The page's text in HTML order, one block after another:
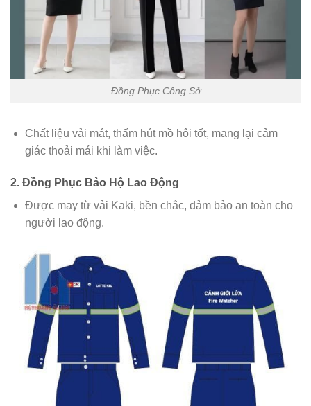
Đồng Phục Công Sở
Chất liệu vải mát, thấm hút mồ hôi tốt, mang lại cảm
giác thoải mái khi làm việc.
2. Đồng Phục Bảo Hộ Lao Động
Được may từ vải Kaki, bền chắc, đảm bảo an toàn cho
người lao động.